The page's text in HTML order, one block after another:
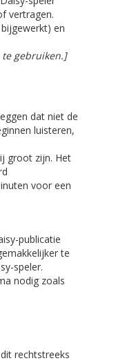
vertragen.
en
gebruiken.]
dat niet de
luisteren,
groot zijn. Het
voor een
publicatie
te
speler.
nodig zoals
rechtstreeks